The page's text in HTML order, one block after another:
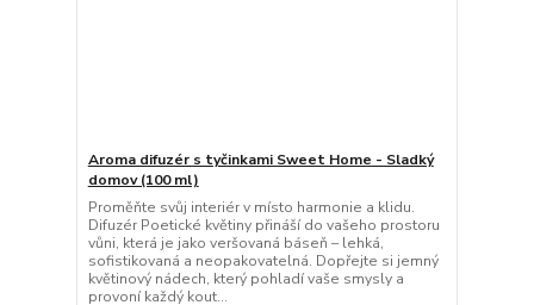
Aroma difuzér s tyčinkami Sweet Home - Sladký
domov (100 ml)
Proměňte svůj interiér v místo harmonie a klidu.
Difuzér Poetické květiny přináší do vašeho prostoru
vůni, která je jako veršovaná báseň – lehká,
sofistikovaná a neopakovatelná. Dopřejte si jemný
květinový nádech, který pohladí vaše smysly a
provoní každý kout...